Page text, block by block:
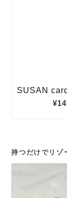
持つだけでリゾ